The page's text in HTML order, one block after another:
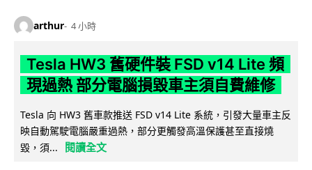
arthur 4 小時
Tesla HW3 舊硬件裝 FSD v14 Lite 頻
現過熱 部分電腦損毀車主須自費維修
Tesla 向 HW3 舊車款推送 FSD v14 Lite 系統，引發大量車主反
映自動駕駛電腦嚴重過熱，部分更觸發高溫保護甚至直接燒
毀，須...
閱讀全文